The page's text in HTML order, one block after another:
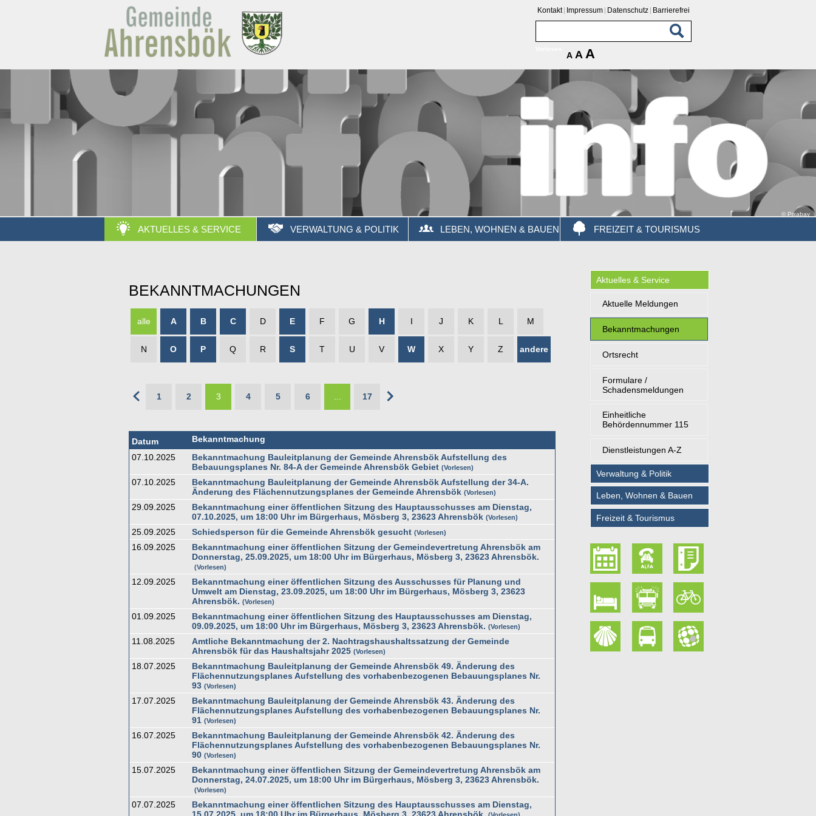
Kontakt Impressum Datenschutz Barrierefrei
A A A
© Pixabay
AKTUELLES & SERVICE VERWALTUNG & POLITIK LEBEN, WOHNEN & BAUEN FREIZEIT & TOURISMUS
BEKANNTMACHUNGEN
alle A B C D E F G H I J K L M
N O P Q R S T U V W X Y Z andere
1 2 3 4 5 6 17
Datum
Bekanntmachung
07.10.2025
Bekanntmachung Bauleitplanung der Gemeinde Ahrensbök Aufstellung des
Bebauungsplanes Nr. 84-A der Gemeinde Ahrensbök Gebiet
Vorlesen
07.10.2025
Bekanntmachung Bauleitplanung der Gemeinde Ahrensbök Aufstellung der 34-A.
Änderung des Flächennutzungsplanes der Gemeinde Ahrensbök
Vorlesen
29.09.2025
Bekanntmachung einer öffentlichen Sitzung des Hauptausschusses am Dienstag,
07.10.2025, um 18:00 Uhr im Bürgerhaus, Mösberg 3, 23623 Ahrensbök
Vorlesen
25.09.2025 Schiedsperson für die Gemeinde Ahrensbök gesucht Vorlesen
16.09.2025
Bekanntmachung einer öffentlichen Sitzung der Gemeindevertretung Ahrensbök am
Donnerstag, 25.09.2025, um 18:00 Uhr im Bürgerhaus, Mösberg 3, 23623 Ahrensbök.
Vorlesen
12.09.2025
Bekanntmachung einer öffentlichen Sitzung des Ausschusses für Planung und
Umwelt am Dienstag, 23.09.2025, um 18:00 Uhr im Bürgerhaus, Mösberg 3, 23623
Ahrensbök.
Vorlesen
01.09.2025
Bekanntmachung einer öffentlichen Sitzung des Hauptausschusses am Dienstag,
09.09.2025, um 18:00 Uhr im Bürgerhaus, Mösberg 3, 23623 Ahrensbök.
Vorlesen
11.08.2025
Amtliche Bekanntmachung der 2. Nachtragshaushaltssatzung der Gemeinde
Ahrensbök für das Haushaltsjahr 2025
Vorlesen
18.07.2025
Bekanntmachung Bauleitplanung der Gemeinde Ahrensbök 49. Änderung des
Flächennutzungsplanes Aufstellung des vorhabenbezogenen Bebauungsplanes Nr.
93
Vorlesen
17.07.2025
Bekanntmachung Bauleitplanung der Gemeinde Ahrensbök 43. Änderung des
Flächennutzungsplanes Aufstellung des vorhabenbezogenen Bebauungsplanes Nr.
91
Vorlesen
16.07.2025
Bekanntmachung Bauleitplanung der Gemeinde Ahrensbök 42. Änderung des
Flächennutzungsplanes Aufstellung des vorhabenbezogenen Bebauungsplanes Nr.
90
Vorlesen
15.07.2025
Bekanntmachung einer öffentlichen Sitzung der Gemeindevertretung Ahrensbök am
Donnerstag, 24.07.2025, um 18:00 Uhr im Bürgerhaus, Mösberg 3, 23623 Ahrensbök.
Vorlesen
07.07.2025
Bekanntmachung einer öffentlichen Sitzung des Hauptausschusses am Dienstag,
Aktuelles & Service
Aktuelle Meldungen
Bekanntmachungen
Ortsrecht
Formulare /
Schadensmeldungen
Einheitliche
Behördennummer 115
Dienstleistungen A-Z
Verwaltung & Politik
Leben, Wohnen & Bauen
Freizeit & Tourismus